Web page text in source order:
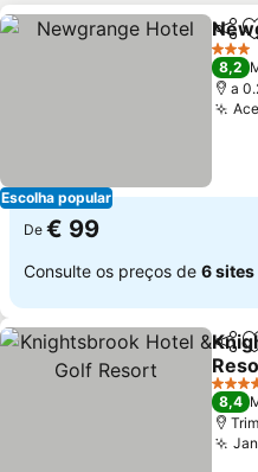
Escolha popular
3
8,2
a
De € 99
Consulte os preços de 6 sites
Ver
4
8,4